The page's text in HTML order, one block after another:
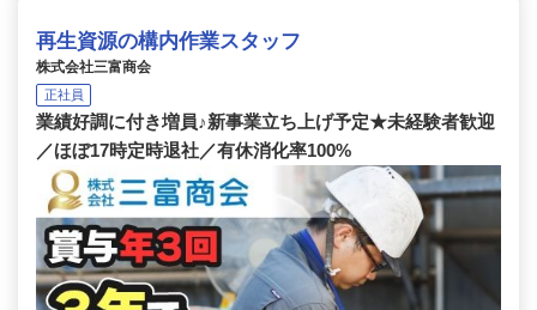
再生資源の構内作業スタッフ
株式会社三富商会
正社員
業績好調に付き増員♪新事業立ち上げ予定★未経験者歓迎
／ほぼ17時定時退社／有休消化率100%